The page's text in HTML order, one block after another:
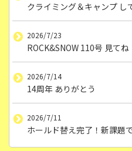
クライミング＆キャンプ し
2026/7/23
ROCK&SNOW 110号 見てね
2026/7/14
14周年 ありがとう
2026/7/11
ホールド替え完了！新課題